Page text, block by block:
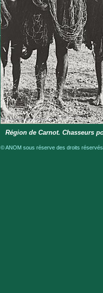
Région de Carnot. Chasseurs
© ANOM sous réserve des droits